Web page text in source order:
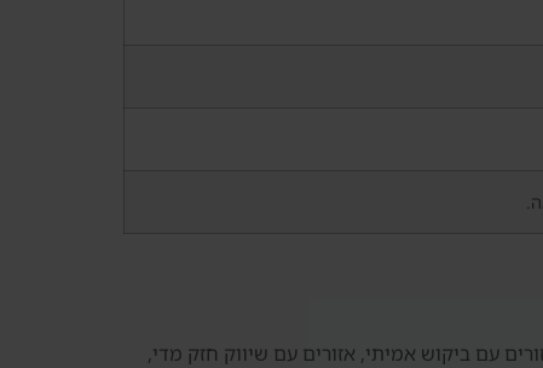
עם ביקוש אמיתי, אזורים עם שיווק חזק מדי,